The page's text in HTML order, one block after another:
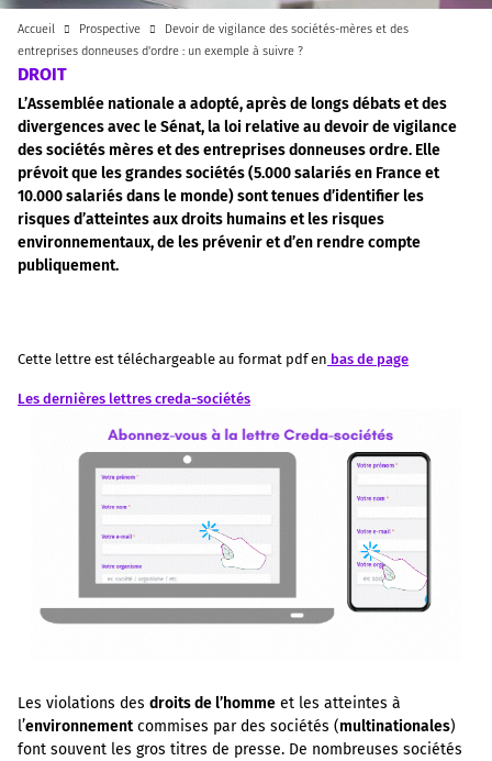
Accueil Prospective
Devoir de vigilance des sociétés-mères et des
entreprises donneuses d'ordre : un exemple à suivre ?
DROIT
L’Assemblée nationale a adopté, après de longs débats et des
divergences avec le Sénat, la loi relative au devoir de vigilance
des sociétés mères et des entreprises donneuses ordre. Elle
prévoit que les grandes sociétés (5.000 salariés en France et
10.000 salariés dans le monde) sont tenues d’identifier les
risques d’atteintes aux droits humains et les risques
environnementaux, de les prévenir et d’en rendre compte
publiquement.
Cette lettre est téléchargeable au format pdf en bas de page
Les dernières lettres creda-sociétés
Les violations des droits de l’homme et les atteintes à
l’environnementcommises par des sociétés (multinationales)
font souvent les gros titres de presse. De nombreuses sociétés